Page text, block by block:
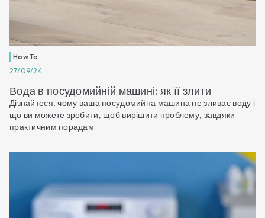
How To
27/09/24
Вода в посудомийній машині: як її злити
Дізнайтеся, чому ваша посудомийна машина не зливає воду і
що ви можете зробити, щоб вирішити проблему, завдяки
практичним порадам.